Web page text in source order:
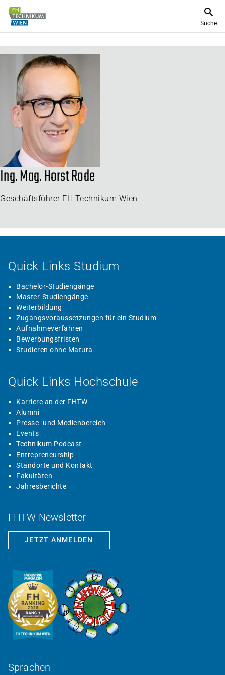
Suche
Ing. Mag. Horst Rode
Geschäftsführer FH Technikum Wien
Quick Links Studium
Bachelor-Studiengänge
Master-Studiengänge
Weiterbildung
Zugangsvoraussetzungen für ein Studium
Aufnahmeverfahren
Bewerbungsfristen
Studieren ohne Matura
Quick Links Hochschule
Karriere an der FHTW
Alumni
Presse- und Medienbereich
Events
Technikum Podcast
Entrepreneurship
Standorte und Kontakt
Fakultäten
Jahresberichte
FHTW Newsletter
JETZT ANMELDEN
Sprachen